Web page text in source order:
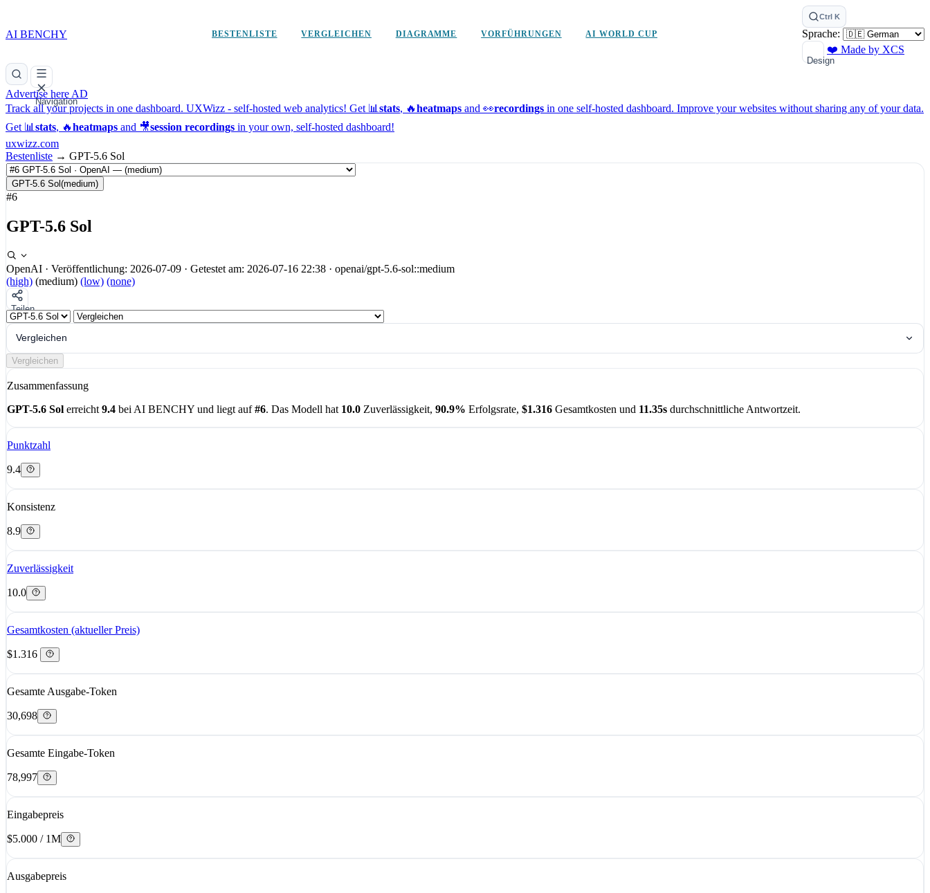
AI BENCHY BESTENLISTE VERGLEICHEN DIAGRAMME VORFÜHRUNGEN AI WORLD CUP
Ctrl K
Sprache:
Design
❤️ Made by XCS
Navigation
Advertise here AD
Track all your projects in one dashboard. UXWizz - self-hosted web analytics! Get 📊 stats, 🔥heatmaps and 👀recordings in one self-hosted dashboard. Improve your websites without sharing any of your data.
Get 📊 stats, 🔥heatmaps and 🎥session recordings in your own, self-hosted dashboard!
uxwizz.com
Bestenliste → GPT-5.6 Sol
GPT-5.6 Sol (medium)
#6
GPT-5.6 Sol
OpenAI · Veröffentlichung: 2026-07-09 · Getestet am: 2026-07-16 22:38 · openai/gpt-5.6-sol::medium
(high) (medium) (low) (none)
Teilen
Vergleichen
Vergleichen
Zusammenfassung
GPT-5.6 Sol erreicht 9.4 bei AI BENCHY und liegt auf#6. Das Modell hat 10.0 Zuverlässigkeit, 90.9% Erfolgsrate, $1.316 Gesamtkosten und 11.35s durchschnittliche Antwortzeit.
Punktzahl
9.4
Konsistenz
8.9
Zuverlässigkeit
10.0
Gesamtkosten (aktueller Preis)
$1.316
Gesamte Ausgabe-Token
30,698
Gesamte Eingabe-Token
78,997
Eingabepreis
$5.000 / 1M
Ausgabepreis